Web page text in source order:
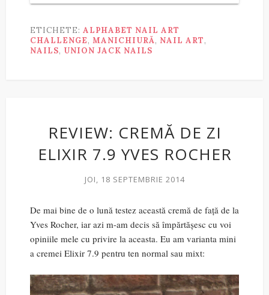
ETICHETE: ALPHABET NAIL ART
CHALLENGE, MANICHIURĂ, NAIL ART,
NAILS, UNION JACK NAILS
REVIEW: CREMĂ DE ZI
ELIXIR 7.9 YVES ROCHER
JOI, 18 SEPTEMBRIE 2014
De mai bine de o lună testez această cremă de față de la
Yves Rocher, iar azi m-am decis să împărtășesc cu voi
opiniile mele cu privire la aceasta. Eu am varianta mini
a cremei Elixir 7.9 pentru ten normal sau mixt: